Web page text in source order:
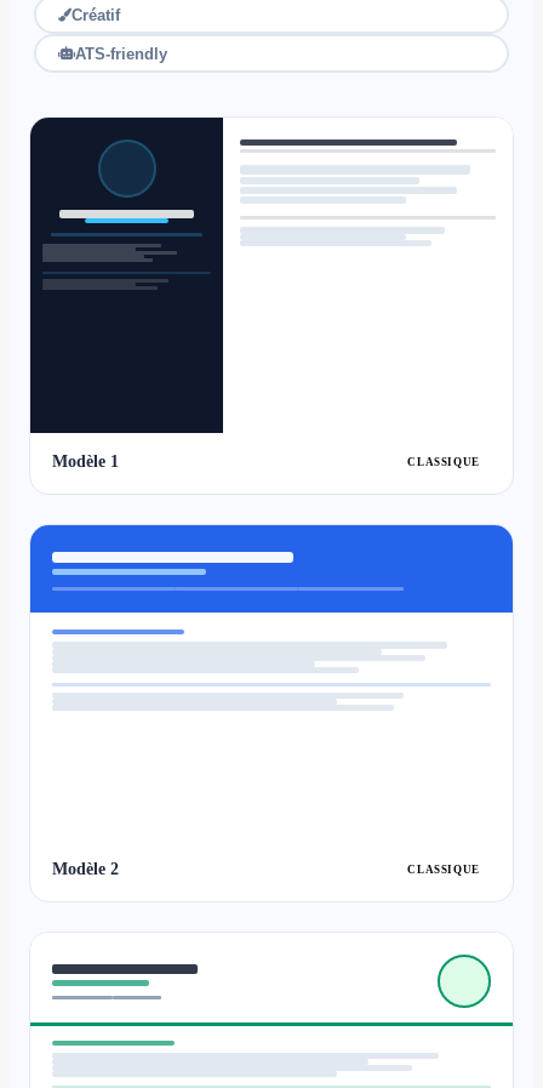
Créatif
ATS-friendly
Modèle 1 CLASSIQUE
Modèle 2 CLASSIQUE